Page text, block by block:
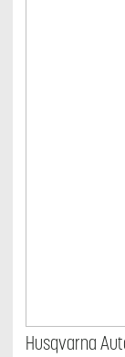
Husqvarna